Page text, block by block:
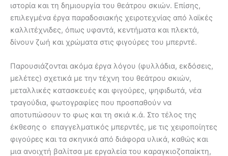
ιστορία και τη δημιουργία του θεάτρου σκιών. Επίσης,
επιλεγμένα έργα παραδοσιακής χειροτεχνίας από λαϊκές
καλλιτέχνιδες, όπως υφαντά, κεντήματα και πλεκτά,
δίνουν ζωή και χρώματα στις φιγούρες του μπερντέ.
Παρουσιάζονται ακόμα έργα λόγου (φυλλάδια, εκδόσεις,
μελέτες) σχετικά με την τέχνη του θεάτρου σκιών,
μεταλλικές κατασκευές και φιγούρες, ψηφιδωτά, νέα
τραγούδια, φωτογραφίες που προσπαθούν να
αποτυπώσουν το φως και τη σκιά κ.ά. Στο τέλος της
έκθεσης ο επαγγελματικός μπερντές, με τις χειροποίητες
φιγούρες και τα σκηνικά από διάφορα υλικά, καθώς και
μια ανοιχτή βαλίτσα με εργαλεία του καραγκιοζοπαίκτη,